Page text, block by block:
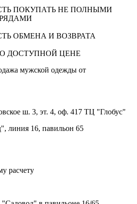
ПОКУПАТЬ НЕ ПОЛНЫМИ
ОБМЕНА И ВОЗВРАТА
ДОСТУПНОЙ ЦЕНЕ
мужской одежды от
ш. 3, эт. 4, оф. 417 ТЦ "Глобус"
линия 16, павильон 65
расчету